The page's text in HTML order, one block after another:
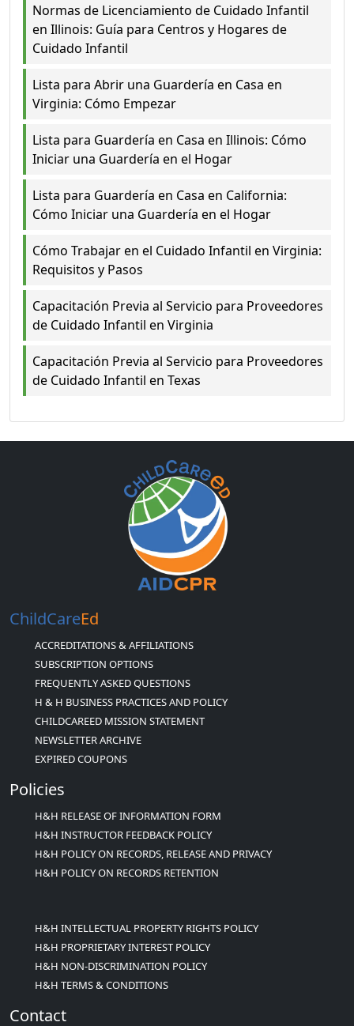
Normas de Licenciamiento de Cuidado Infantil
en Illinois: Guía para Centros y Hogares de
Cuidado Infantil
Lista para Abrir una Guardería en Casa en
Virginia: Cómo Empezar
Lista para Guardería en Casa en Illinois: Cómo
Iniciar una Guardería en el Hogar
Lista para Guardería en Casa en California:
Cómo Iniciar una Guardería en el Hogar
Cómo Trabajar en el Cuidado Infantil en Virginia:
Requisitos y Pasos
Capacitación Previa al Servicio para Proveedores
de Cuidado Infantil en Virginia
Capacitación Previa al Servicio para Proveedores
de Cuidado Infantil en Texas
ChildCareEd
ACCREDITATIONS & AFFILIATIONS
SUBSCRIPTION OPTIONS
FREQUENTLY ASKED QUESTIONS
H & H BUSINESS PRACTICES AND POLICY
CHILDCAREED MISSION STATEMENT
NEWSLETTER ARCHIVE
EXPIRED COUPONS
Policies
H&H RELEASE OF INFORMATION FORM
H&H INSTRUCTOR FEEDBACK POLICY
H&H POLICY ON RECORDS, RELEASE AND PRIVACY
H&H POLICY ON RECORDS RETENTION
H&H INTELLECTUAL PROPERTY RIGHTS POLICY
H&H PROPRIETARY INTEREST POLICY
H&H NON-DISCRIMINATION POLICY
H&H TERMS & CONDITIONS
Contact